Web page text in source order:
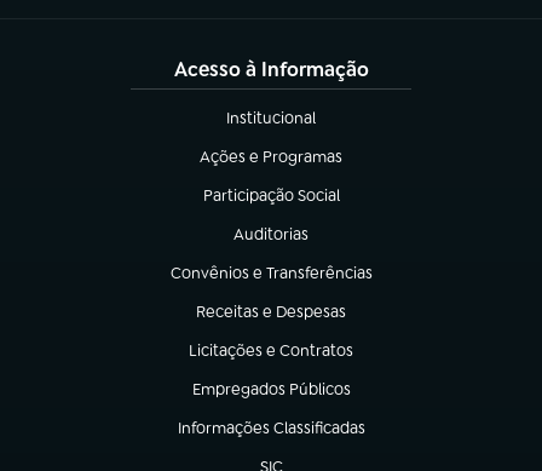
Acesso à Informação
Institucional
(abre em nova aba)
Ações e Programas
(abre em nova aba)
Participação Social
(abre em nova aba)
Auditorias
(abre em nova aba)
Convênios e Transferências
(abre em nova aba)
Receitas e Despesas
(abre em nova aba)
Licitações e Contratos
(abre em nova aba)
Empregados Públicos
(abre em nova aba)
Informações Classificadas
(abre em nova aba)
SIC